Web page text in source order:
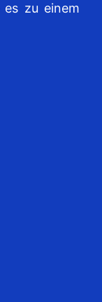
zu einem